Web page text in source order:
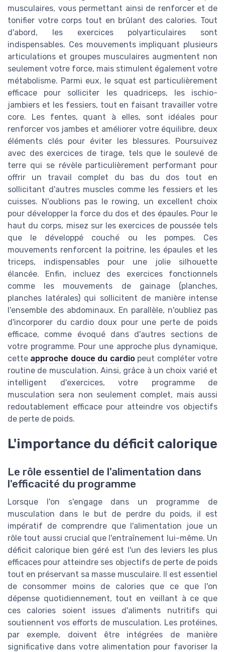
musculaires, vous permettant ainsi de renforcer et de
tonifier votre corps tout en brûlant des calories. Tout
d'abord, les exercices polyarticulaires sont
indispensables. Ces mouvements impliquant plusieurs
articulations et groupes musculaires augmentent non
seulement votre force, mais stimulent également votre
métabolisme. Parmi eux, le squat est particulièrement
efficace pour solliciter les quadriceps, les ischio-
jambiers et les fessiers, tout en faisant travailler votre
core. Les fentes, quant à elles, sont idéales pour
renforcer vos jambes et améliorer votre équilibre, deux
éléments clés pour éviter les blessures. Poursuivez
avec des exercices de tirage, tels que le soulevé de
terre qui se révèle particulièrement performant pour
offrir un travail complet du bas du dos tout en
sollicitant d'autres muscles comme les fessiers et les
cuisses. N'oublions pas le rowing, un excellent choix
pour développer la force du dos et des épaules. Pour le
haut du corps, misez sur les exercices de poussée tels
que le développé couché ou les pompes. Ces
mouvements renforcent la poitrine, les épaules et les
triceps, indispensables pour une jolie silhouette
élancée. Enfin, incluez des exercices fonctionnels
comme les mouvements de gainage (planches,
planches latérales) qui sollicitent de manière intense
l'ensemble des abdominaux. En parallèle, n'oubliez pas
d'incorporer du cardio doux pour une perte de poids
efficace, comme évoqué dans d'autres sections de
votre programme. Pour une approche plus dynamique,
cette approche douce du cardio peut compléter votre
routine de musculation. Ainsi, grâce à un choix varié et
intelligent d'exercices, votre programme de
musculation sera non seulement complet, mais aussi
redoutablement efficace pour atteindre vos objectifs
de perte de poids.
L'importance du déficit calorique
Le rôle essentiel de l'alimentation dans
l'efficacité du programme
Lorsque l'on s'engage dans un programme de
musculation dans le but de perdre du poids, il est
impératif de comprendre que l'alimentation joue un
rôle tout aussi crucial que l'entraînement lui-même. Un
déficit calorique bien géré est l'un des leviers les plus
efficaces pour atteindre ses objectifs de perte de poids
tout en préservant sa masse musculaire. Il est essentiel
de consommer moins de calories que ce que l'on
dépense quotidiennement, tout en veillant à ce que
ces calories soient issues d'aliments nutritifs qui
soutiennent vos efforts de musculation. Les protéines,
par exemple, doivent être intégrées de manière
significative dans votre alimentation pour favoriser la